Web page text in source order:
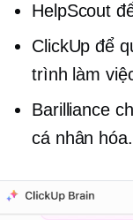
HelpScout
ClickUp để
trình làm
Barilliance
cá nhân hóa.